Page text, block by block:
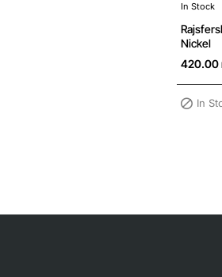
In
In Stock
Nickel
420.00
In